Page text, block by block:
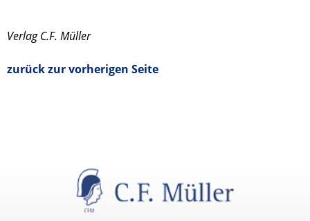
Verlag C.F. Müller
zurück zur vorherigen Seite